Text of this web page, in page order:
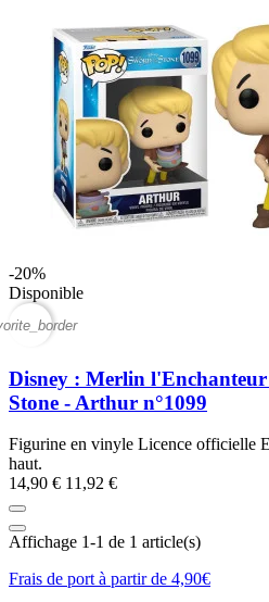
-20%
Disponible
Disney : Merlin
Stone - Arthur n°1099
Figurine en vinyle Licence officielle
haut.
14,90 € 11,92 €
Affichage 1-1 de 1 article(s)
Frais de port à partir de 4,90€